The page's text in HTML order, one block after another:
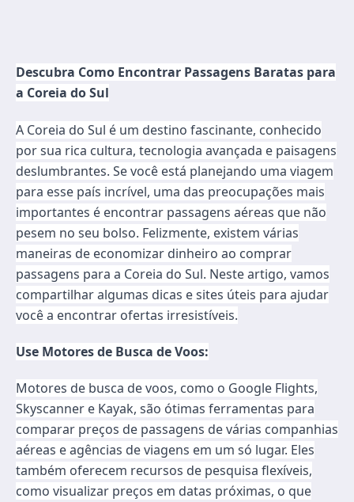
Descubra Como Encontrar Passagens Baratas para
a Coreia do Sul
A Coreia do Sul é um destino fascinante, conhecido
por sua rica cultura, tecnologia avançada e paisagens
deslumbrantes. Se você está planejando uma viagem
para esse país incrível, uma das preocupações mais
importantes é encontrar passagens aéreas que não
pesem no seu bolso. Felizmente, existem várias
maneiras de economizar dinheiro ao comprar
passagens para a Coreia do Sul. Neste artigo, vamos
compartilhar algumas dicas e sites úteis para ajudar
você a encontrar ofertas irresistíveis.
Use Motores de Busca de Voos:
Motores de busca de voos, como o Google Flights,
Skyscanner e Kayak, são ótimas ferramentas para
comparar preços de passagens de várias companhias
aéreas e agências de viagens em um só lugar. Eles
também oferecem recursos de pesquisa flexíveis,
como visualizar preços em datas próximas, o que